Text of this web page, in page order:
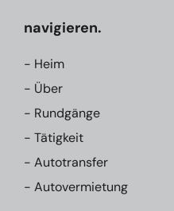
navigieren.
- Heim
- Über
- Rundgänge
- Tätigkeit
- Autotransfer
- Autovermietung